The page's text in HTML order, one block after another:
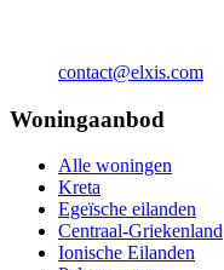
contact@elxis.com
Woningaanbod
Alle woningen
Kreta
Egeïsche eilanden
Centraal-Griekenland
Ionische Eilanden